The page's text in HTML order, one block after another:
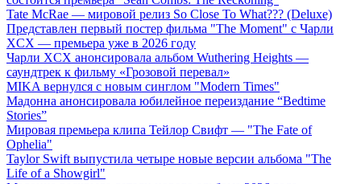
Tate McRae — мировой релиз So Close To What??? (Deluxe)
Представлен первый постер фильма "The Moment" с Чарли
XCX — премьера уже в 2026 году
Чарли XCX анонсировала альбом Wuthering Heights —
саундтрек к фильму «Грозовой перевал»
MIKA вернулся с новым синглом "Modern Times"
Мадонна анонсировала юбилейное переиздание “Bedtime
Stories”
Мировая премьера клипа Тейлор Свифт — "The Fate of
Ophelia"
Taylor Swift выпустила четыре новые версии альбома "The
Life of a Showgirl"